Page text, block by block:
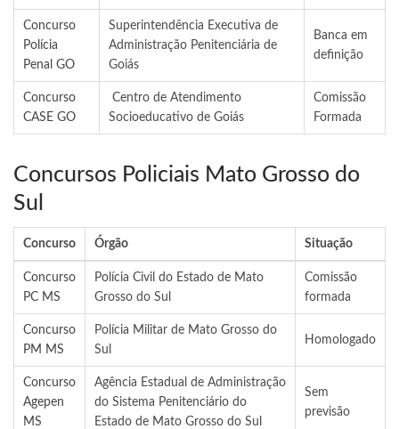
Concurso
Polícia
Penal GO
Superintendência Executiva de
Administração Penitenciária de
Goiás
Banca em
definição
Concurso
CASE GO
Centro de Atendimento
Socioeducativo de Goiás
Comissão
Formada
Concursos Policiais Mato Grosso do
Sul
Concurso Órgão Situação
Concurso
PC MS
Polícia Civil do Estado de Mato
Grosso do Sul
Comissão
formada
Concurso
PM MS
Polícia Militar de Mato Grosso do
Sul
Homologado
Concurso
Agepen
MS
Agência Estadual de Administração
do Sistema Penitenciário do
Estado de Mato Grosso do Sul
Sem
previsão